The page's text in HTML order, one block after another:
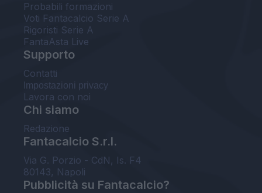
Probabili formazioni
Voti Fantacalcio Serie A
Rigoristi Serie A
FantaAsta Live
Supporto
Contatti
Impostazioni privacy
Lavora con noi
Chi siamo
Redazione
Fantacalcio S.r.l.
Via G. Porzio - CdN, Is. F4
80143, Napoli
Pubblicità su Fantacalcio?